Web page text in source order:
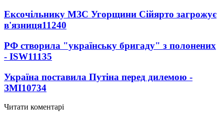
Ексочільнику МЗС Угорщини Сійярто загрожує
в'язниця11240
РФ створила "українську бригаду" з полонених
- ISW11135
Україна поставила Путіна перед дилемою -
ЗМІ10734
Читати коментарі